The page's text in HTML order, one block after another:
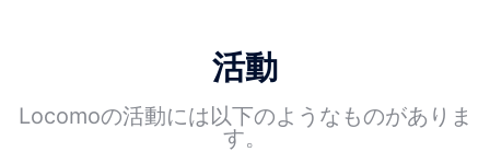
活動
Locomoの活動には以下のようなものがありま
す。